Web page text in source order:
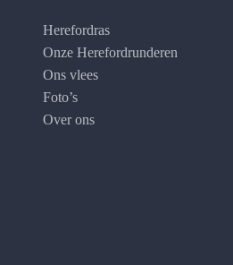
Herefordras
Onze Herefordrunderen
Ons vlees
Foto’s
Over ons